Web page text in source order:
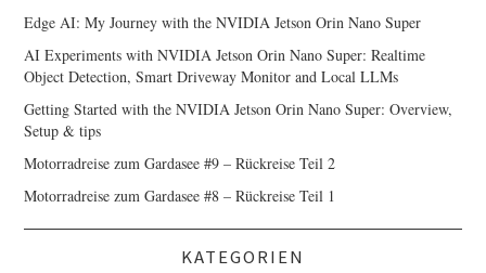
Edge AI: My Journey with the NVIDIA Jetson Orin Nano Super
AI Experiments with NVIDIA Jetson Orin Nano Super: Realtime
Object Detection, Smart Driveway Monitor and Local LLMs
Getting Started with the NVIDIA Jetson Orin Nano Super: Overview,
Setup & tips
Motorradreise zum Gardasee #9 – Rückreise Teil 2
Motorradreise zum Gardasee #8 – Rückreise Teil 1
KATEGORIEN